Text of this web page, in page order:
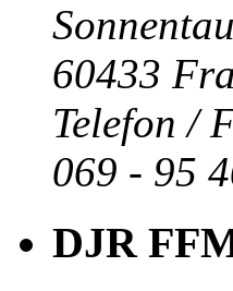
60433
Telefon /
069 - 95
DJR